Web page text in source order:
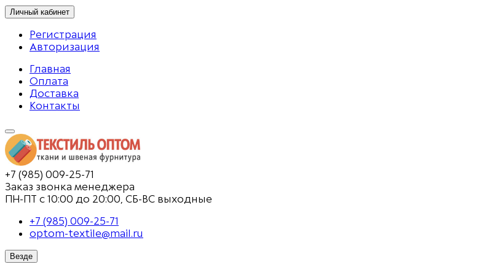
Личный кабинет
Регистрация
Авторизация
Главная
Оплата
Доставка
Контакты
+7 (985) 009-25-71
Заказ звонка менеджера
ПН-ПТ с 10:00 до 20:00, СБ-ВС выходные
+7 (985) 009-25-71
optom-textile@mail.ru
Везде